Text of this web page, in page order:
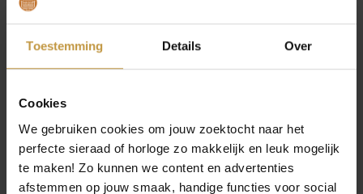
Toestemming Details Over
Cookies
We gebruiken cookies om jouw zoektocht naar het
perfecte sieraad of horloge zo makkelijk en leuk mogelijk
te maken! Zo kunnen we content en advertenties
afstemmen op jouw smaak, handige functies voor social
MEER VAN AZE JEWELS
€39,90
AZE JEWELS FIGARO
EIGHT – DORE
€39,90
AZE JEWELS FIGARO
EIGHT – INOX